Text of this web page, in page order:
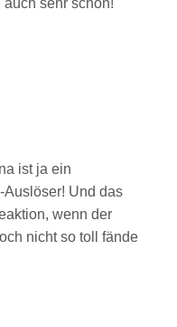
ist ja ein
Und das
wenn der
nicht so toll fände